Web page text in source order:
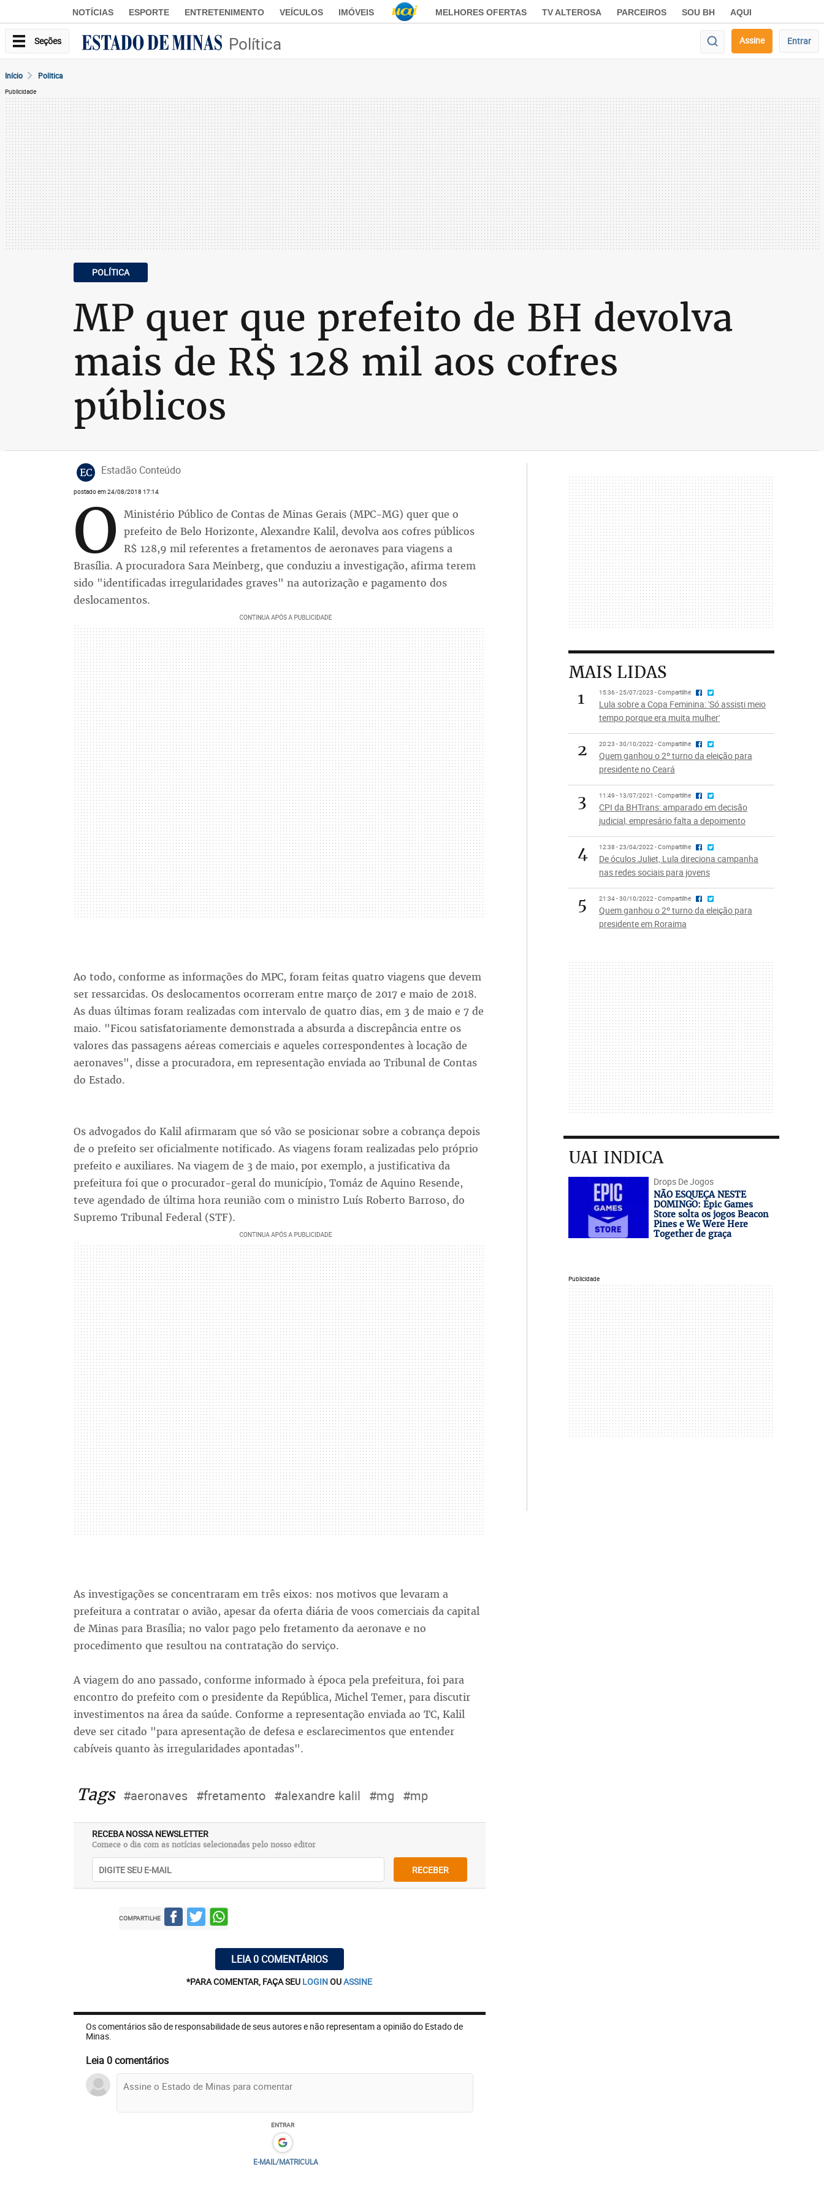
NOTÍCIAS ESPORTE ENTRETENIMENTO VEÍCULOS IMÓVEIS MELHORES OFERTAS TV ALTEROSA PARCEIROS SOU BH AQUI
Seções Política Assine Entrar
Início Politica
Publicidade
POLÍTICA
MP quer que prefeito de BH devolva
mais de R$ 128 mil aos cofres
públicos
EC Estadão Conteúdo
postado em 24/08/2018 17:14
O Ministério Público de Contas de Minas Gerais (MPC-MG) quer que o
prefeito de Belo Horizonte, Alexandre Kalil, devolva aos cofres públicos
R$ 128,9 mil referentes a fretamentos de aeronaves para viagens a
Brasília. A procuradora Sara Meinberg, que conduziu a investigação, afirma terem
sido "identificadas irregularidades graves" na autorização e pagamento dos
deslocamentos.
Ao todo, conforme as informações do MPC, foram feitas quatro viagens que devem
ser ressarcidas. Os deslocamentos ocorreram entre março de 2017 e maio de 2018.
As duas últimas foram realizadas com intervalo de quatro dias, em 3 de maio e 7 de
maio. "Ficou satisfatoriamente demonstrada a absurda a discrepância entre os
valores das passagens aéreas comerciais e aqueles correspondentes à locação de
aeronaves", disse a procuradora, em representação enviada ao Tribunal de Contas
do Estado.
Os advogados do Kalil afirmaram que só vão se posicionar sobre a cobrança depois
de o prefeito ser oficialmente notificado. As viagens foram realizadas pelo próprio
prefeito e auxiliares. Na viagem de 3 de maio, por exemplo, a justificativa da
prefeitura foi que o procurador-geral do município, Tomáz de Aquino Resende,
teve agendado de última hora reunião com o ministro Luís Roberto Barroso, do
Supremo Tribunal Federal (STF).
As investigações se concentraram em três eixos: nos motivos que levaram a
prefeitura a contratar o avião, apesar da oferta diária de voos comerciais da capital
de Minas para Brasília; no valor pago pelo fretamento da aeronave e no
procedimento que resultou na contratação do serviço.
A viagem do ano passado, conforme informado à época pela prefeitura, foi para
encontro do prefeito com o presidente da República, Michel Temer, para discutir
investimentos na área da saúde. Conforme a representação enviada ao TC, Kalil
deve ser citado "para apresentação de defesa e esclarecimentos que entender
cabíveis quanto às irregularidades apontadas".
Tags #aeronaves #fretamento #alexandre kalil #mg #mp
RECEBA NOSSA NEWSLETTER
Comece o dia com as notícias selecionadas pelo nosso editor
RECEBER
COMPARTILHE
LEIA 0 COMENTÁRIOS
*PARA COMENTAR, FAÇA SEU LOGINOUASSINE
Os comentários são de responsabilidade de seus autores e não representam a opinião do Estado de
Minas.
Leia 0 comentários
ENTRAR
E-MAIL/MATRICULA
MAIS LIDAS
1
15:36 - 25/07/2023 - Compartilhe
Lula sobre a Copa Feminina: 'Só assisti meio
tempo porque era muita mulher'
2 20:23 - 30/10/2022 - Compartilhe
Quem ganhou o 2º turno da eleição para
presidente no Ceará
3 11:49 - 13/07/2021 - Compartilhe
CPI da BHTrans: amparado em decisão
judicial, empresário falta a depoimento
4 12:38 - 23/04/2022 - Compartilhe
De óculos Juliet, Lula direciona campanha
nas redes sociais para jovens
5 21:34 - 30/10/2022 - Compartilhe
Quem ganhou o 2º turno da eleição para
presidente em Roraima
UAI INDICA
Drops De Jogos
NÃO ESQUEÇA NESTE
DOMINGO: Epic Games
Store solta os jogos Beacon
Pines e We Were Here
Together de graça
Publicidade